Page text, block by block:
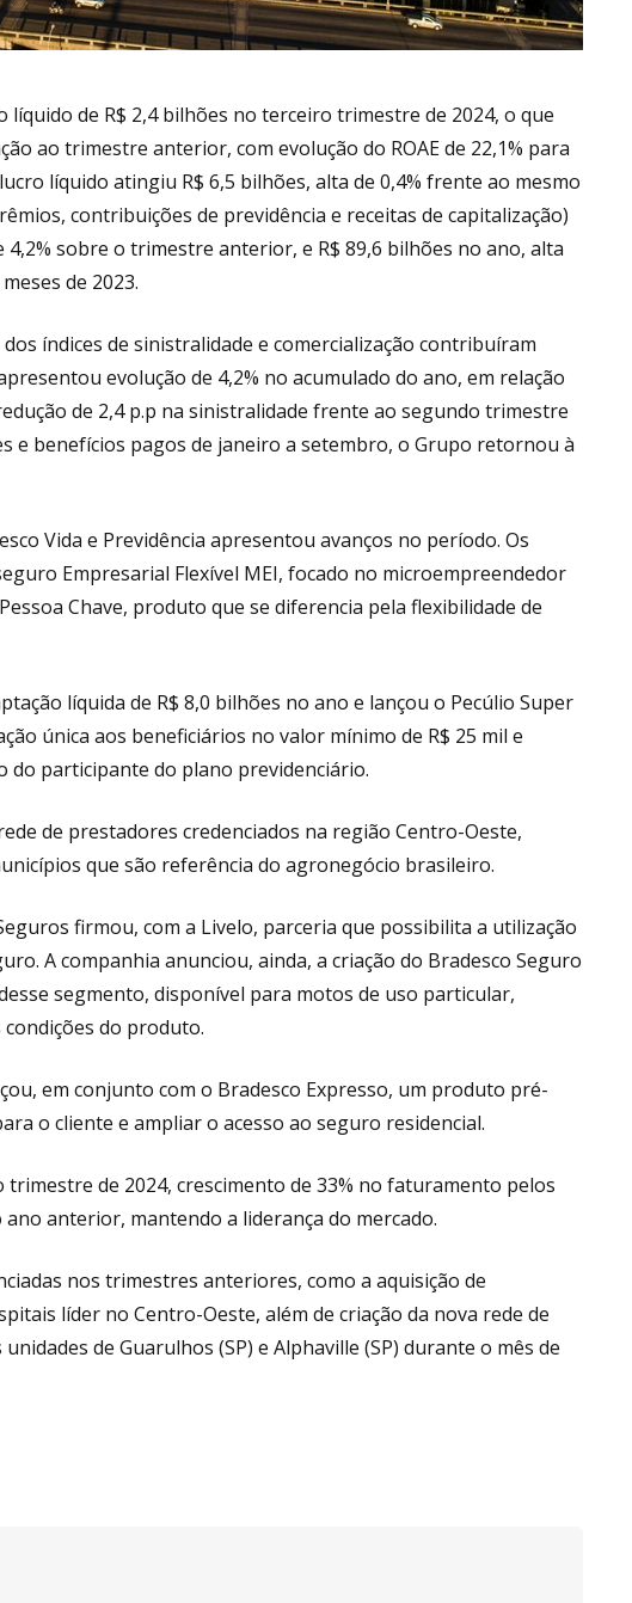
de R$ 2,4 bilhões no terceiro trimestre de 2024, o que
ao trimestre anterior, com evolução do ROAE de 22,1% para
líquido atingiu R$ 6,5 bilhões, alta de 0,4% frente ao mesmo
contribuições de previdência e receitas de capitalização)
sobre o trimestre anterior, e R$ 89,6 bilhões no ano, alta
de 2023.
índices de sinistralidade e comercialização contribuíram
evolução de 4,2% no acumulado do ano, em relação
de 2,4 p.p na sinistralidade frente ao segundo trimestre
e benefícios pagos de janeiro a setembro, o Grupo retornou à
Vida e Previdência apresentou avanços no período. Os
Empresarial Flexível MEI, focado no microempreendedor
Chave, produto que se diferencia pela flexibilidade de
líquida de R$ 8,0 bilhões no ano e lançou o Pecúlio Super
única aos beneficiários no valor mínimo de R$ 25 mil e
do participante do plano previdenciário.
de prestadores credenciados na região Centro-Oeste,
que são referência do agronegócio brasileiro.
firmou, com a Livelo, parceria que possibilita a utilização
A companhia anunciou, ainda, a criação do Bradesco Seguro
segmento, disponível para motos de uso particular,
do produto.
em conjunto com o Bradesco Expresso, um produto pré-
o cliente e ampliar o acesso ao seguro residencial.
trimestre de 2024, crescimento de 33% no faturamento pelos
anterior, mantendo a liderança do mercado.
nos trimestres anteriores, como a aquisição de
líder no Centro-Oeste, além de criação da nova rede de
de Guarulhos (SP) e Alphaville (SP) durante o mês de